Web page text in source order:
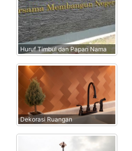
Huruf Timbul dan Papan Nama
Dekorasi Ruangan